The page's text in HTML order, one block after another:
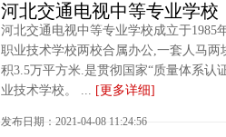
河北交通电视中等专业学校
河北交通电视中等专业学校成立于1985
职业技术学校两校合属办公,一套人马
积3.5万平方米.是贯彻国家“质量体系认
业技术学校。 ... [更多详细]
发布日期：2021-04-08 11:24:56